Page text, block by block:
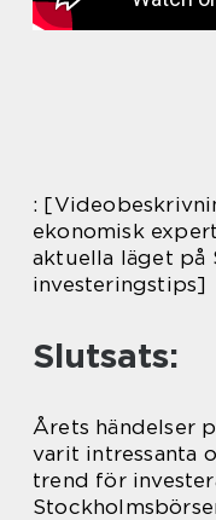
:
ekonomisk
aktuella läget på
investeringstips]
Slutsats:
Årets händelser
varit intressanta
trend för